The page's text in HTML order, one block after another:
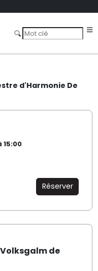
d'Harmonie De
Réserver
Volksgalm de